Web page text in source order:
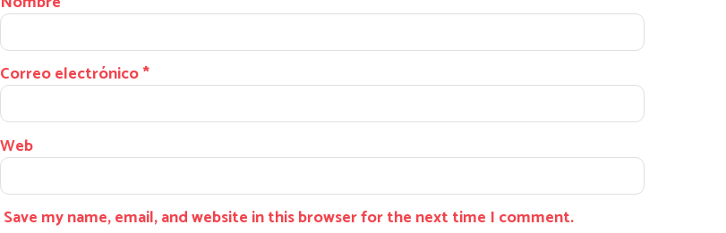
Correo electrónico*
Web
Save my name, email, and website in this browser for the next time I comment.